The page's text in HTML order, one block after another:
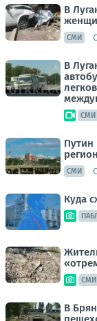
В
СМИ
В
СМИ
Путин
СМИ
Куда
СМИ
В